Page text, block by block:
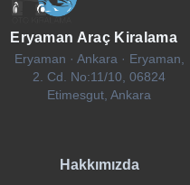
Eryaman Araç Kiralama
Eryaman · Ankara · Eryaman,
2. Cd. No:11/10, 06824
Etimesgut, Ankara
Hakkımızda